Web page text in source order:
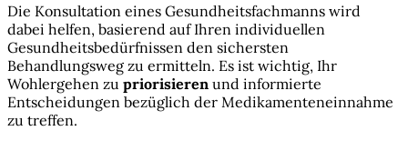
Die Konsultation eines Gesundheitsfachmanns wird
dabei helfen, basierend auf Ihren individuellen
Gesundheitsbedürfnissen den sichersten
Behandlungsweg zu ermitteln. Es ist wichtig, Ihr
Wohlergehen zu priorisieren und informierte
Entscheidungen bezüglich der Medikamenteneinnahme
zu treffen.